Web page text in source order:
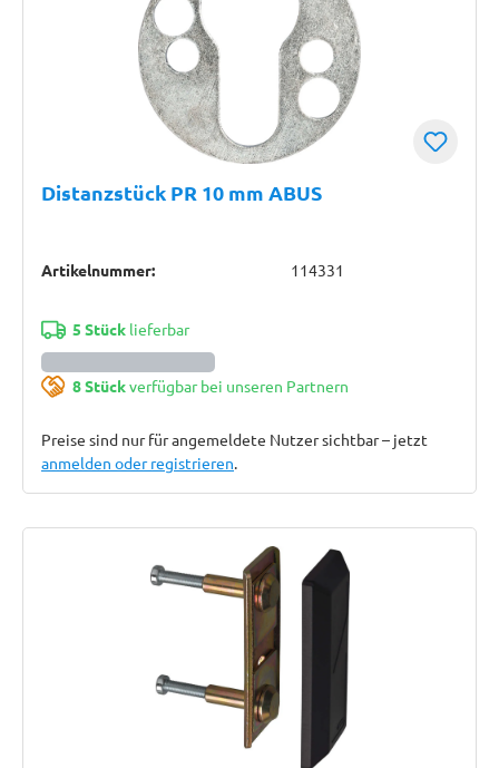
Distanzstück PR 10 mm ABUS
Artikelnummer: 114331
5 Stücklieferbar
8 Stückverfügbar bei unseren Partnern
Preise sind nur für angemeldete Nutzer sichtbar – jetzt
anmelden oder registrieren.